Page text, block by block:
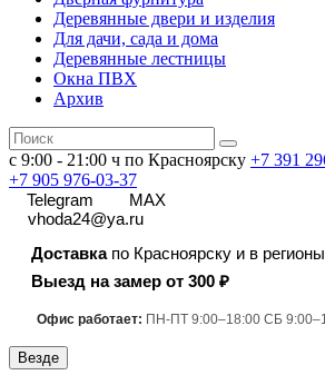
Деревянные двери и изделия
Для дачи, сада и дома
Деревянные лестницы
Окна ПВХ
Архив
с 9:00 - 21:00 ч по Красноярску +7 391
+7 905 976-03-37
Telegram
MAX
vhoda24@ya.ru
Доставкапо Красноярску и в регионы
Выезд на замер от 300 ₽
Офис работает: ПН-ПТ 9:00–18:00 СБ
Везде